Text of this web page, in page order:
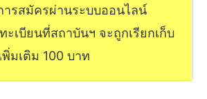
ารสมัครผ่านระบบออนไลน์
ะเบียนที่สถาบันฯ จะถูกเรียกเก็บ
มเติม 100 บาท